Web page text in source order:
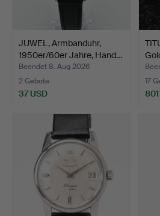
JUWEL, Armbanduhr,
1950er/60er Jahre, Hand…
Beendet 8. Aug 2026
2 Gebote
37 USD
17